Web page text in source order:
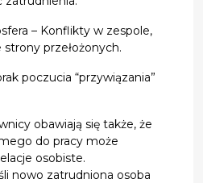
– Konflikty w zespole,
strony przełożonych.
poczucia “przywiązania”
obawiają się także, że
do pracy może
osobiste.
nowo zatrudniona osoba